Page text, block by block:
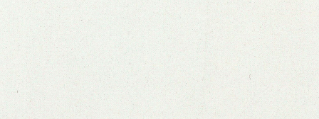
Ver zine anterior Ver próximo zine